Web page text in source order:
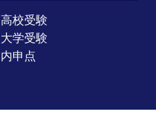
高校受験
大学受験
内申点